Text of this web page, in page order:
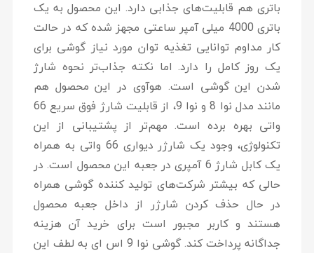
باتری هم قابلیت‌های جذابی دارد. این محصول به یک
باتری 4000 میلی آمپر ساعتی مجهز شده که در حالت
کار مداوم توانایی تغذیه توان مورد نیاز گوشی برای
یک روز کامل را دارد. اما نکته جذاب‌تر نحوه شارژ
شدن این گوشی است. هوآوی در این محصول هم
مانند مدل نوا 8 و نوا 9، از قابلیت شارژ فوق سریع 66
واتی بهره برده است. مهم‌تر از پشتیبانی از این
تکنولوژی، وجود یک شارژر دیواری 66 واتی به همراه
یک کابل شارژ 6 آمپری در جعبه این محصول است. در
حالی که بیشتر شرکت‌های تولید کننده گوشی همراه
در حال حذف کردن شارژر از داخل جعبه محصول
هستند و کاربر مجبور است برای خرید آن هزینه
جداگانه پرداخت کند. گوشی نوا 9 اس ای به لطف این